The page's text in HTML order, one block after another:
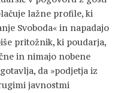
lažne profile, ki
Svoboda« in napadajo
pritožnik, ki poudarja,
in nimajo nobene
da »podjetja iz
javnostmi